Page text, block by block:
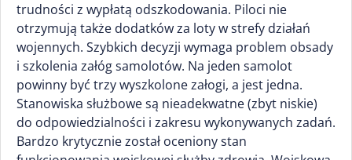
trudności z wypłatą odszkodowania. Piloci nie
otrzymują także dodatków za loty w strefy działań
wojennych. Szybkich decyzji wymaga problem obsady
i szkolenia załóg samolotów. Na jeden samolot
powinny być trzy wyszkolone załogi, a jest jedna.
Stanowiska służbowe są nieadekwatne (zbyt niskie)
do odpowiedzialności i zakresu wykonywanych zadań.
Bardzo krytycznie został oceniony stan